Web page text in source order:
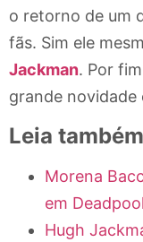
o retorno de um
fãs. Sim ele
Jackman. Por
grande novidade
Leia
Morena
em
Hugh